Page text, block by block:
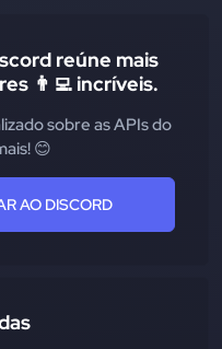
reúne mais
👨‍💻 incríveis.
sobre as APIs do
😊
AO DISCORD